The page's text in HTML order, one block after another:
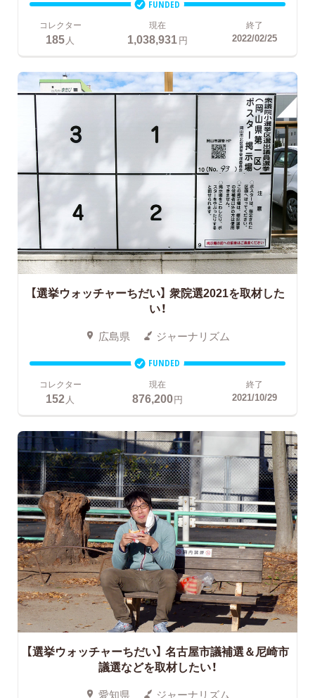
FUNDED
コレクター
185人
現在
1,038,931円
終了
2022/02/25
【選挙ウォッチャーちだい】 衆院選2021を取材した
い！
広島県 ジャーナリズム
FUNDED
コレクター
152 人
現在
876,200円
終了
2021/10/29
【選挙ウォッチャーちだい】 名古屋市議補選＆尼崎市
議選などを取材したい！
愛知県 ジャーナリズム